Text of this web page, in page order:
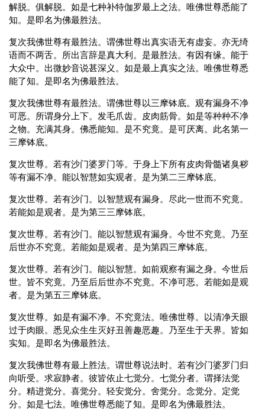
解脱。俱解脱。如是七种补特伽罗最上之法。唯佛世尊悉能了
知。是即名为佛最胜法。
复次我佛世尊有最胜法。谓佛世尊出真实语无有虚妄。亦无绮
语而不两舌。所出言辞是真大利。是最胜法。有因有缘。能于
大众中。出微妙音说甚深义。如是最上真实之法。唯佛世尊悉
能了知。是即名为佛最胜法。
复次我佛世尊有最胜法。谓佛世尊以三摩钵底。观有漏身不净
可恶。所谓身分上下。发毛爪齿。皮肉筋骨。如是等种种不净
之物。充满其身。佛悉能知。是不究竟。是可厌离。此名第一
三摩钵底。
复次世尊。若有沙门婆罗门等。于身上下所有皮肉骨髓诸臭秽
等有漏不净。能以智慧如实观者。是为第二三摩钵底。
复次世尊。若有沙门。以智慧观有漏身。尽此一世而不究竟。
若能如是观者。是为第三三摩钵底。
复次世尊。若有沙门。能以智慧观有漏身。今世不究竟。乃至
后世亦不究竟。若能如是观者。是为第四三摩钵底。
复次世尊。若有沙门。能以智慧。如前观察有漏之身。今世后
世。皆不究竟。乃至后后世亦不究竟。不净可恶。若能如是观
者。是为第五三摩钵底。
复次世尊。如是有漏不净。不究竟法。唯佛世尊。以清净天眼
过于肉眼。悉见众生生灭好丑善趣恶趣。乃至生于天界。皆如
实知。是即名为佛最胜法。
复次我佛世尊有最上胜法。谓世尊说法时。若有沙门婆罗门归
向听受。求寂静者。彼皆依止七觉分。七觉分者。谓择法觉
分。精进觉分。喜觉分。轻安觉分。舍觉分。念觉分。定觉
分。如是七法。唯佛世尊悉能了知。是即名为佛最胜法。